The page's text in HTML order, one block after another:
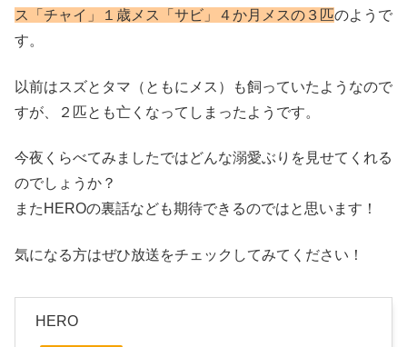
ス「チャイ」１歳メス「サビ」４か月メスの３匹のようで
す。
以前はスズとタマ（ともにメス）も飼っていたようなので
すが、２匹とも亡くなってしまったようです。
今夜くらべてみましたではどんな溺愛ぶりを見せてくれる
のでしょうか？
またHEROの裏話なども期待できるのではと思います！
気になる方はぜひ放送をチェックしてみてください！
HERO